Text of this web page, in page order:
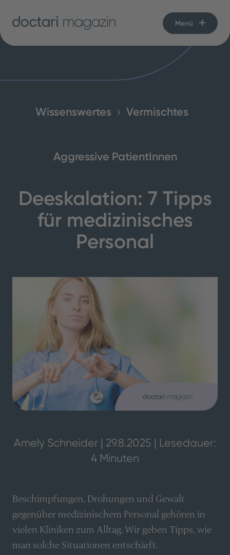
Menü
Wissenswertes Vermischtes
Aggressive PatientInnen
Deeskalation: 7 Tipps
für medizinisches
Personal
Amely Schneider | 29.8.2025 | Lesedauer:
4 Minuten
Beschimpfungen, Drohungen und Gewalt
gegenüber medizinischem Personal gehören in
vielen Kliniken zum Alltag. Wir geben Tipps, wie
man solche Situationen entschärft.